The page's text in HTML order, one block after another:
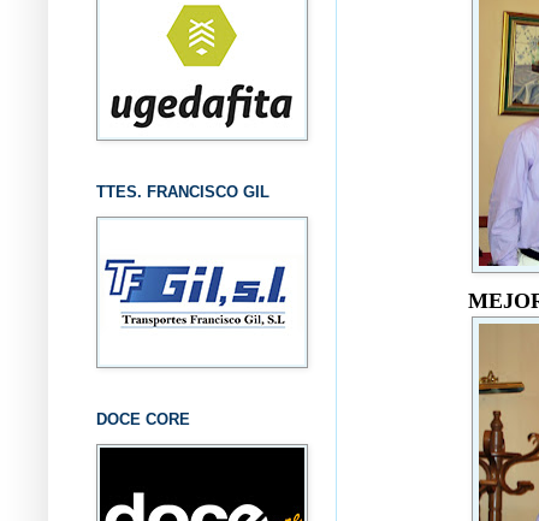
TTES. FRANCISCO GIL
DOCE CORE